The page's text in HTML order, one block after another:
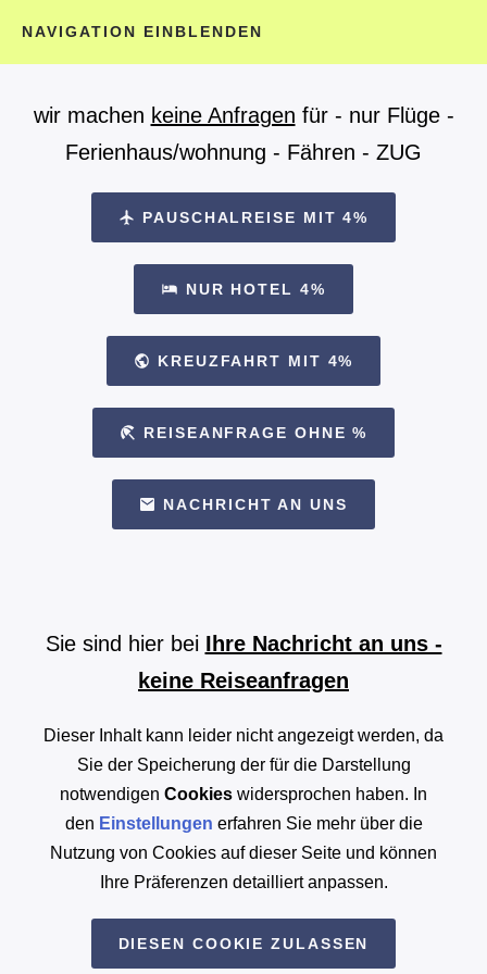
NAVIGATION EINBLENDEN
wir machen keine Anfragen für - nur Flüge -
Ferienhaus/wohnung - Fähren - ZUG
PAUSCHALREISE MIT 4%
NUR HOTEL 4%
KREUZFAHRT MIT 4%
REISEANFRAGE OHNE %
NACHRICHT AN UNS
Sie sind hier bei Ihre Nachricht an uns -
keine Reiseanfragen
Dieser Inhalt kann leider nicht angezeigt werden, da
Sie der Speicherung der für die Darstellung
notwendigen Cookies widersprochen haben. In
den Einstellungen erfahren Sie mehr über die
Nutzung von Cookies auf dieser Seite und können
Ihre Präferenzen detailliert anpassen.
DIESEN COOKIE ZULASSEN